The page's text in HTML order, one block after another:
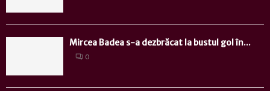
Mircea Badea s-a dezbrăcat la bustul gol în...
0